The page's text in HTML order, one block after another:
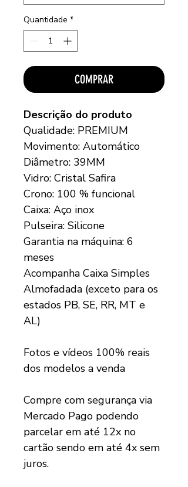
Quantidade *
COMPRAR
Descrição do produto
Qualidade: PREMIUM
Movimento: Automático
Diâmetro: 39MM
Vidro: Cristal Safira
Crono: 100 % funcional
Caixa: Aço inox
Pulseira: Silicone
Garantia na máquina: 6
meses
Acompanha Caixa Simples
Almofadada (exceto para os
estados PB, SE, RR, MT e
AL)
Fotos e vídeos 100% reais
dos modelos a venda
Compre com segurança via
Mercado Pago podendo
parcelar em até 12x no
cartão sendo em até 4x sem
juros.